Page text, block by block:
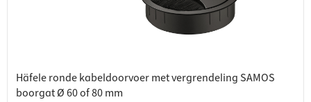
Häfele ronde kabeldoorvoer met vergrendeling SAMOS
boorgat Ø 60 of 80 mm